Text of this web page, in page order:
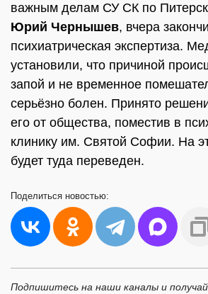
важным делам СУ СК по
Юрий Чернышев, вчера
психиатрическая экспертиза.
установили, что причиной
запой и не временное
серьёзно болен. Принято
его от общества, поместив в
клинику им. Святой Софии. На
будет туда переведен.
Поделиться новостью:
Подпишитесь на наши каналы и